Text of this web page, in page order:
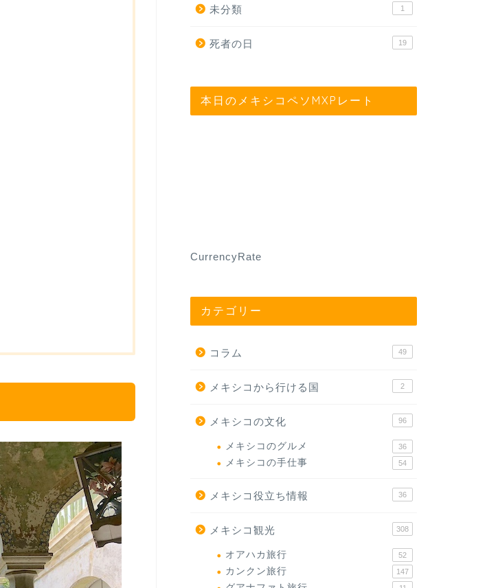
未分類 1
死者の日 19
本日のメキシコペソMXPレート
CurrencyRate
カテゴリー
コラム 49
メキシコから行ける国 2
メキシコの文化 96
メキシコのグルメ 36
メキシコの手仕事 54
メキシコ役立ち情報 36
メキシコ観光 308
オアハカ旅行 52
カンクン旅行 147